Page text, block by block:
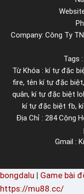
Company: Công Ty
Tags
Từ Khóa : kí tự đặc
fire, tên kí tự đặc
quân, kí tự đặc biệt
kí tự đặc biệt fb,
Địa Chỉ : 284 Cộng
Gmail :
bongdalu | Game bài
https://mu88.cc/